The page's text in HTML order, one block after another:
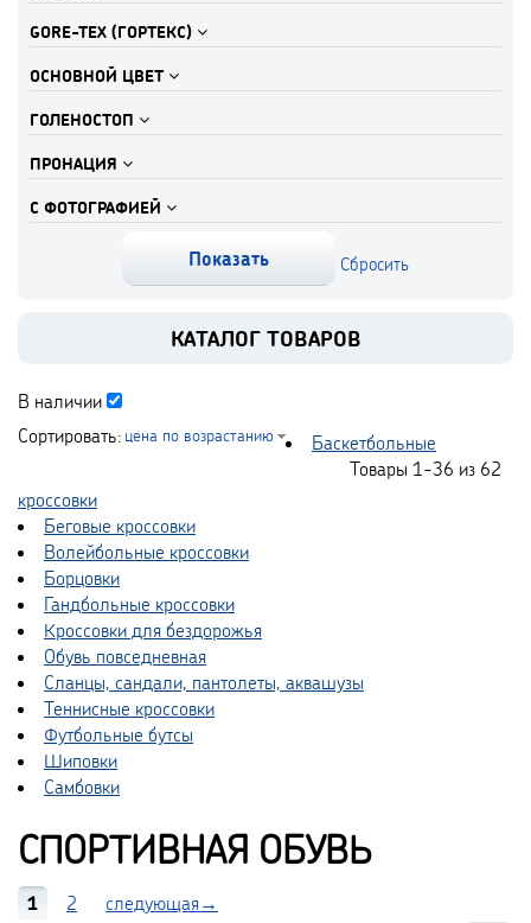
GORE-TEX (ГОРТЕКС)
ОСНОВНОЙ ЦВЕТ
ГОЛЕНОСТОП
ПРОНАЦИЯ
С ФОТОГРАФИЕЙ
КАТАЛОГ ТОВАРОВ
В наличии
Сортировать: цена по возрастанию
Товары 1-36 из 62
Баскетбольные
кроссовки
Беговые кроссовки
Волейбольные кроссовки
Борцовки
Гандбольные кроссовки
Кроссовки для бездорожья
Обувь повседневная
Сланцы, сандали, пантолеты, аквашузы
Теннисные кроссовки
Футбольные бутсы
Шиповки
Самбовки
СПОРТИВНАЯ ОБУВЬ
1 2
следующая→